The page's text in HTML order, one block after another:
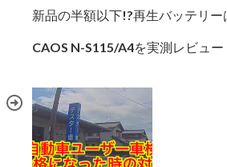
新品の半額以下!?再生バッテリ
CAOS N-S115/A4を実測レビュー